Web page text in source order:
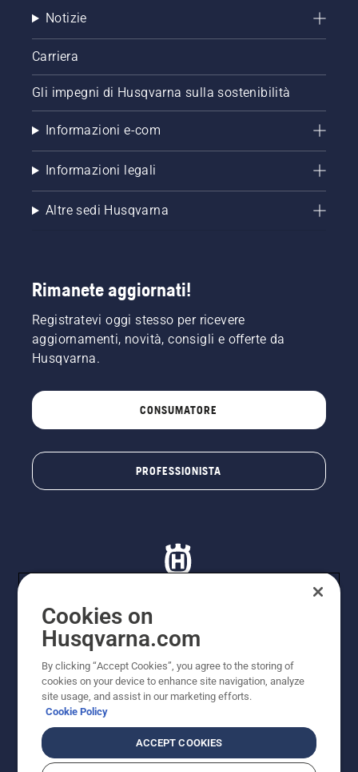
Notizie
Carriera
Gli impegni di Husqvarna sulla sostenibilità
Informazioni e-com
Informazioni legali
Altre sedi Husqvarna
Rimanete aggiornati!
Registratevi oggi stesso per ricevere
aggiornamenti, novità, consigli e offerte da
Husqvarna.
CONSUMATORE
PROFESSIONISTA
© Husqvarna AB (publ). Tutti i diritti riservati. I prezzi
Husqvarna Schweiz AG per i rivenditori specializzati
aderenti all’iniziativa, prezzi in CHF comprensivi di IVA
all’ 8,1% e TRA. Con riserva di modifica. Tutti i prezzi
indicati sono prezzi al dettaglio consigliati (IVA inclusa),
a meno che il prodotto non sia disponibile per l'acquisto
Cookies on
Husqvarna.com
By clicking “Accept Cookies”, you agree to the storing of
cookies on your device to enhance site navigation, analyze
site usage, and assist in our marketing efforts.
Cookie Policy
ACCEPT COOKIES